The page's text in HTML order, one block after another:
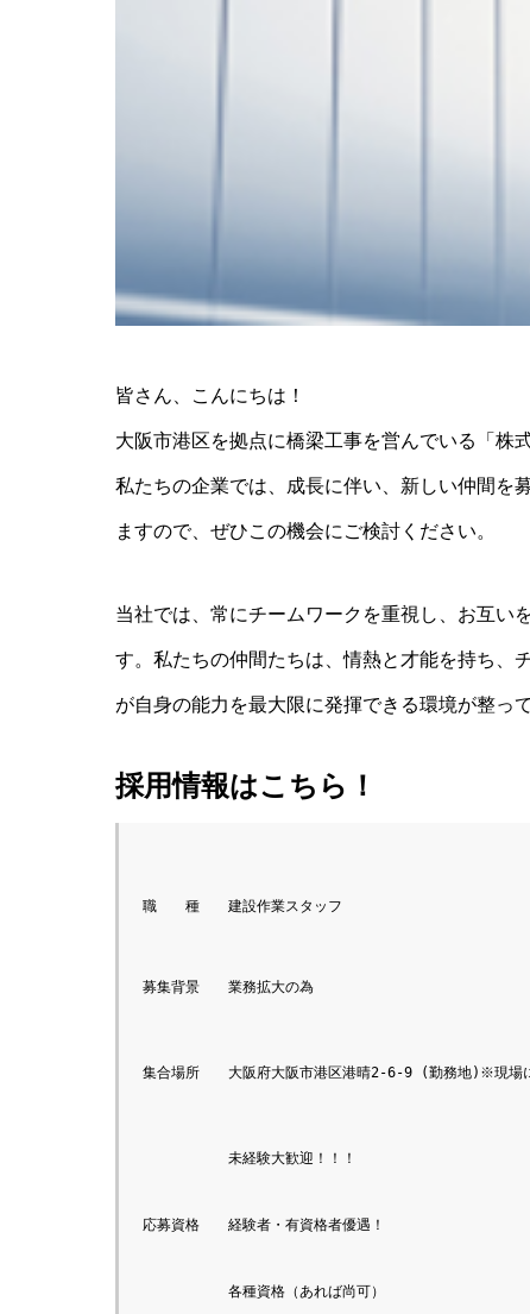
皆さん、こんにちは！
大阪市港区を拠点に橋梁工事を営んでいる「株
私たちの企業では、成長に伴い、新しい仲間を
ますので、ぜひこの機会にご検討ください。
当社では、常にチームワークを重視し、お互い
す。私たちの仲間たちは、情熱と才能を持ち、
が自身の能力を最大限に発揮できる環境が整って
採用情報はこちら！
職　　種　　建設作業スタッフ
募集背景　　業務拡大の為
集合場所　　大阪府大阪市港区港晴2-6-9 (勤務地)※現場
未経験大歓迎！！！
応募資格　　経験者・有資格者優遇！
各種資格（あれば尚可）